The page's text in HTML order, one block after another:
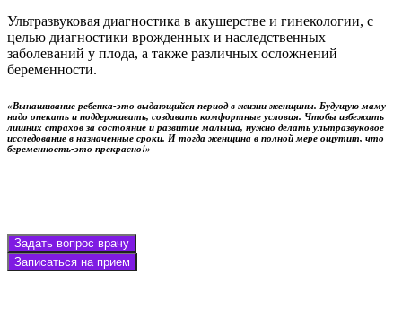
Ультразвуковая диагностика в акушерстве и гинекологии, с
целью диагностики врожденных и наследственных
заболеваний у плода, а также различных осложнений
беременности.
«Вынашивание ребенка-это выдающийся период в жизни женщины. Будущую маму
надо опекать и поддерживать, создавать комфортные условия. Чтобы избежать
лишних страхов за состояние и развитие малыша, нужно делать ультразвуковое
исследование в назначенные сроки. И тогда женщина в полной мере ощутит, что
беременность-это прекрасно!»
Задать вопрос врачу
Записаться на прием